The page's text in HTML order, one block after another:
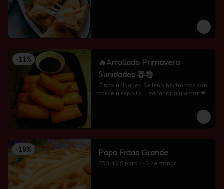
-11%
🔥Arrollado Primavera
5unidades 春卷
Cinco unidades. Relleno hechomos con
carne y repollo ，zanahoria y amor ❤
-19% Papa Fritas Grande
550 gMS para 4-5 perzonas